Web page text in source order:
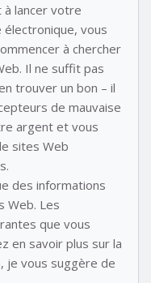
lancer votre
vous
à chercher
Il ne suffit pas
trouver un bon – il
de mauvaise
argent et vous
sites Web
des informations
Web. Les
que vous
en savoir plus sur la
je vous suggère de